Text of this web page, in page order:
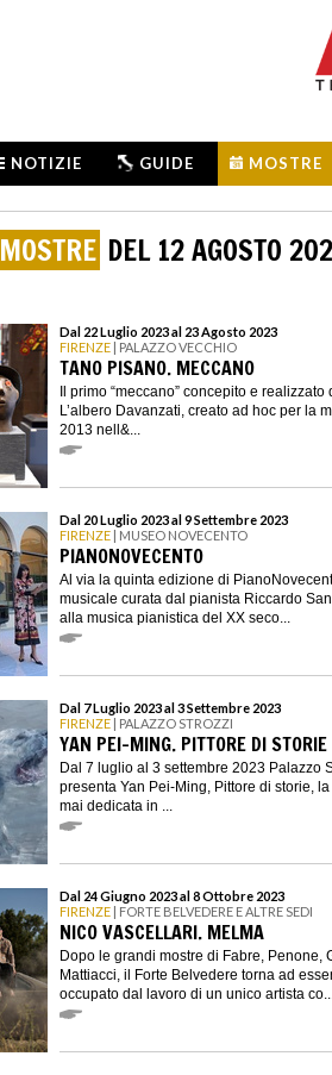
NOTIZIE GUIDE MOSTRE
MOSTRE DEL 12 AGOSTO
Dal 22 Luglio 2023 al 23 Agosto 2023
FIRENZE | PALAZZO VECCHIO
TANO PISANO. MECCANO
Il primo “meccano” concepito e realizzato
L’albero Davanzati, creato ad hoc per la
2013 nell&...
Dal 20 Luglio 2023 al 9 Settembre 2023
FIRENZE | MUSEO NOVECENTO
PIANONOVECENTO
Al via la quinta edizione di
musicale curata dal pianista Riccardo
alla musica pianistica del XX seco...
Dal 7 Luglio 2023 al 3 Settembre 2023
FIRENZE | PALAZZO STROZZI
YAN PEI-MING. PITTORE DI STORIE
Dal 7 luglio al 3 settembre 2023 Palazzo
presenta Yan Pei-Ming, Pittore di storie,
mai dedicata in ...
Dal 24 Giugno 2023 al 8 Ottobre 2023
FIRENZE | FORTE BELVEDERE E ALTRE SEDI
NICO VASCELLARI. MELMA
Dopo le grandi mostre di Fabre, Penone,
Mattiacci, il Forte Belvedere torna ad
occupato dal lavoro di un unico artista co...